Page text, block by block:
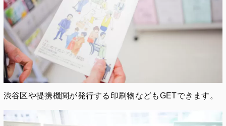
渋谷区や提携機関が発行する印刷物などもGETできます。